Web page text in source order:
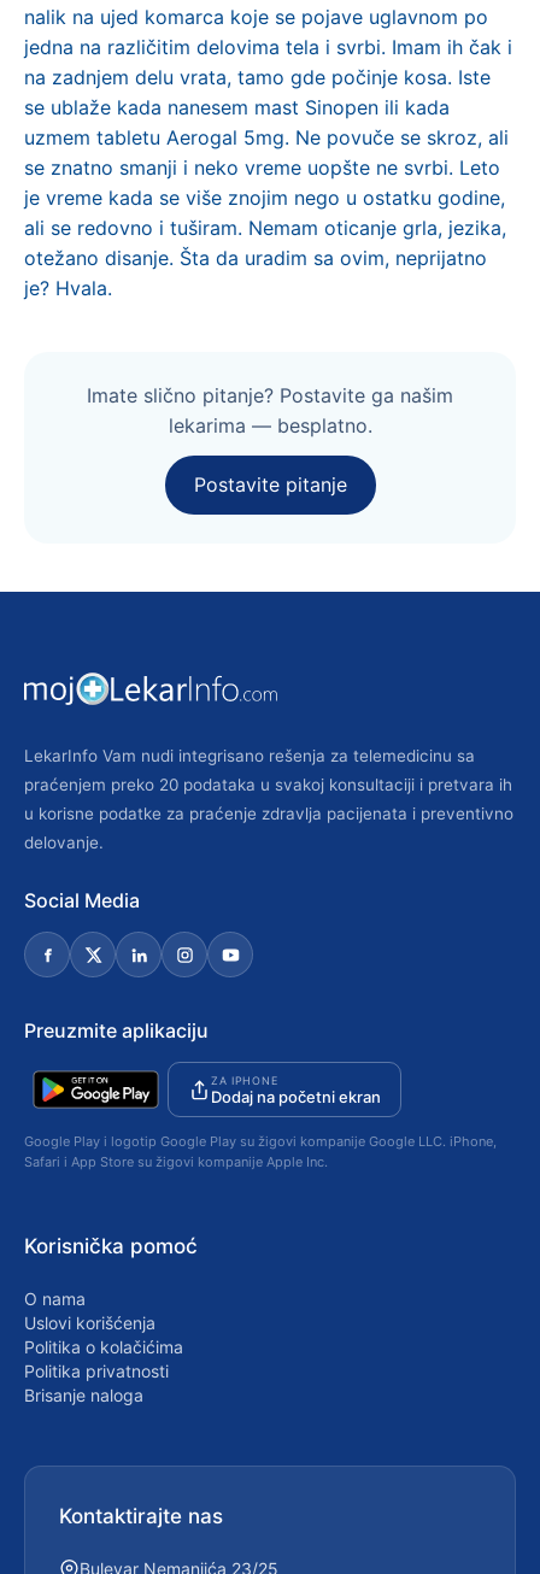
nalik na ujed komarca koje se pojave uglavnom po
jedna na različitim delovima tela i svrbi. Imam ih čak i
na zadnjem delu vrata, tamo gde počinje kosa. Iste
se ublaže kada nanesem mast Sinopen ili kada
uzmem tabletu Aerogal 5mg. Ne povuče se skroz, ali
se znatno smanji i neko vreme uopšte ne svrbi. Leto
je vreme kada se više znojim nego u ostatku godine,
ali se redovno i tuširam. Nemam oticanje grla, jezika,
otežano disanje. Šta da uradim sa ovim, neprijatno
je? Hvala.
Imate slično pitanje? Postavite ga našim
lekarima — besplatno.
Postavite pitanje
LekarInfo Vam nudi integrisano rešenja za telemedicinu sa
praćenjem preko 20 podataka u svakoj konsultaciji i pretvara ih
u korisne podatke za praćenje zdravlja pacijenata i preventivno
delovanje.
Social Media
Preuzmite aplikaciju
ZA IPHONE
Dodaj na početni ekran
Google Play i logotip Google Play su žigovi kompanije Google LLC. iPhone,
Safari i App Store su žigovi kompanije Apple Inc.
Korisnička pomoć
O nama
Uslovi korišćenja
Politika o kolačićima
Politika privatnosti
Brisanje naloga
Kontaktirajte nas
Bulevar Nemanjića 23/25